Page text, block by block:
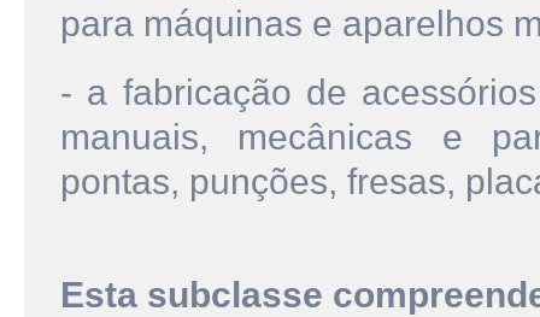
para máquinas e aparelhos
- a fabricação de
manuais, mecânicas e
pontas, punções, fresas,
Esta subclasse